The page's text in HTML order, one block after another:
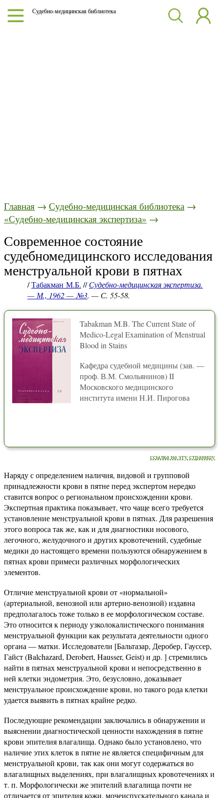
Судебно-медицинская библиотека
Главная → Судебно-медицинская библиотека →
«Судебно-медицинская экспертиза» →
Современное состояние
судебномедицинского исследования
менструальной крови в пятнах
/Табакман М.Б. //Судебно-медицинская экспертиза.
— М., 1962 — №3. — С. 55-58.
Tabakman M.B. The Current State of
Medico-Legal Examination of Menstrual
Blood in Stains
Кафедра судебной медицины (зав. —
проф. В.М. Смольянинов) II
Московского медицинского
института имени Н.И. Пирогова
ссылка на эту страницу
Наряду с определением наличия, видовой и групповой
принадлежности крови в пятне перед экспертом нередко
ставится вопрос о региональном происхождении крови.
Экспертная практика показывает, что чаще всего требуется
установление менструальной крови в пятнах. Для разрешения
этого вопроса так же, как и для диагностики носового,
легочного, желудочного и других кровотечений, судебные
медики до настоящего времени пользуются обнаружением в
пятнах крови примеси различных морфологических
элементов.
Отличие менструальной крови от «нормальной»
(артериальной, венозной или артерио-венозной) издавна
предполагалось тоже только в ее морфологическом составе.
Это относится к периоду узколокалистического понимания
менструальной функции как результата деятельности одного
органа — матки. Исследователи [Бальтазар, Деробер, Гауссер,
Гайст (Balchazard, Derobert, Hausser, Geist) и др. ] стремились
найти в пятнах менструальной крови и непосредственно в
ней клетки эндометрия. Это, безусловно, доказывает
менструальное происхождение крови, но такого рода клетки
удается выявить в пятнах крайне редко.
Последующие рекомендации заключались в обнаружении и
выяснении диагностической ценности нахождения в пятне
крови эпителия влагалища. Однако было установлено, что
наличие этих клеток в пятне не является специфичным для
менструальной крови, так как они могут содержаться во
влагалищных выделениях, при влагалищных кровотечениях и
т. п. Морфологически же эпителий влагалища почти не
отличается от эпителия кожи, мочеиспускательного канала и